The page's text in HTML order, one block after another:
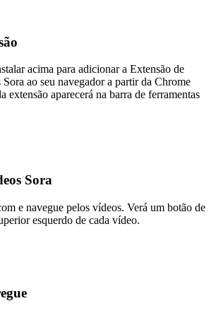
acima para adicionar a Extensão de
ao seu navegador a partir da Chrome
extensão aparecerá na barra de ferramentas
Sora
e navegue pelos vídeos. Verá um botão de
esquerdo de cada vídeo.